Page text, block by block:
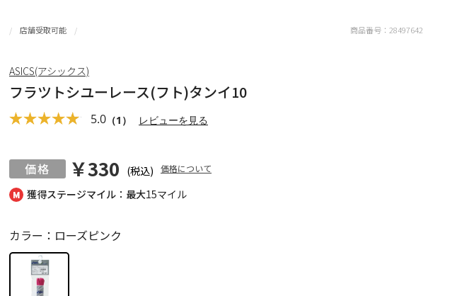
獲得ステージマイル：最大15マイル
店舗受取可能
フラツトシユーレース(フト)タンイ10
5.0 （1） レビューを見る
￥330 (税込) 価格について
カラー：ローズピンク
商品番号： 28497642
ASICS(アシックス)